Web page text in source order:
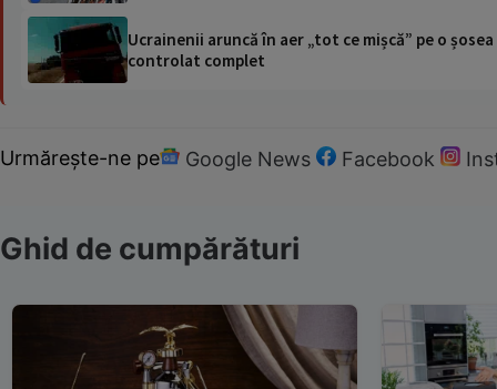
Ucrainenii aruncă în aer „tot ce mișcă” pe o
controlat complet
Urmărește-ne pe Google News Facebook
Ghid de cumpărături